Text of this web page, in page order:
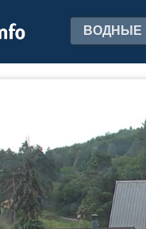
ВОДНЫЕ